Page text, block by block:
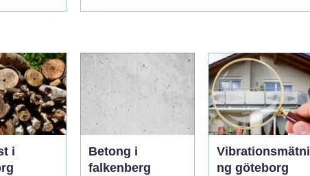
i
Betong i
falkenberg
Vibrationsmätni
ng göteborg